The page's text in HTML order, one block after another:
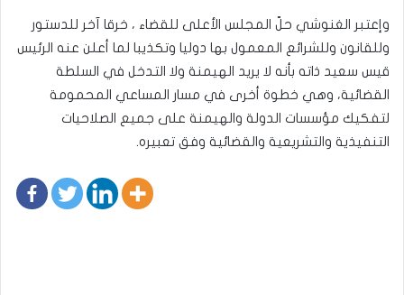
وإعتبر الغنوشي حلّ المجلس الأعلى للقضاء ، خرقا آخر للدستور
وللقانون وللشرائع المعمول بها دوليا وتكذيبا لما أعلن عنه الرئيس
قيس سعيد ذاته بأنه لا يريد الهيمنة ولا التدخل في السلطة
القضائية، وهي خطوة أخرى في مسار المساعي المحمومة
لتفكيك مؤسسات الدولة والهيمنة على جميع الصلاحيات
التنفيذية والتشريعية والقضائية وفق تعبيره.